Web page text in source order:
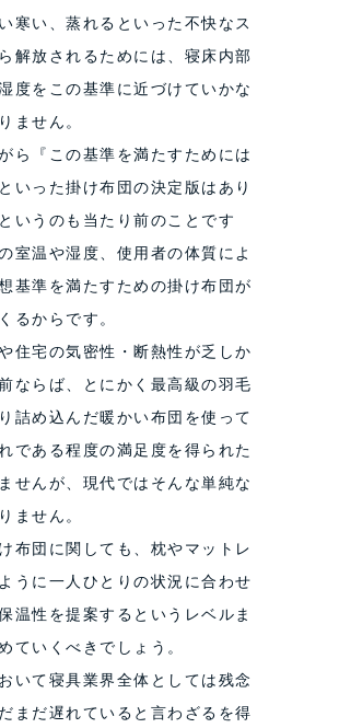
寒い、蒸れるといった不快なス
解放されるためには、寝床内部
度をこの基準に近づけていかな
ません。
ら『この基準を満たすためには
いった掛け布団の決定版はあり
いうのも当たり前のことです
室温や湿度、使用者の体質によ
基準を満たすための掛け布団が
るからです。
住宅の気密性・断熱性が乏しか
ならば、とにかく最高級の羽毛
詰め込んだ暖かい布団を使って
である程度の満足度を得られた
せんが、現代ではそんな単純な
ません。
布団に関しても、枕やマットレ
うに一人ひとりの状況に合わせ
温性を提案するというレベルま
ていくべきでしょう。
いて寝具業界全体としては残念
まだ遅れていると言わざるを得